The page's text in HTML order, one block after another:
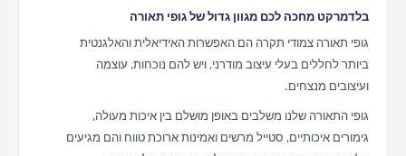
בלדמרקט מחכה לכם מגוון גדול של גופי תאורה
גופי תאורה צמודי תקרה הם האפשרות האידיאלית והאלגנטית
ביותר לחללים בעלי עיצוב מודרני, ויש להם נוכחות, עוצמה
ועיצובים מנצחים.
גופי התאורה שלנו משלבים באופן מושלם בין איכות מעולה,
גימורים איכותיים, סטייל מרשים ואמינות ארוכת טווח והם מגיעים